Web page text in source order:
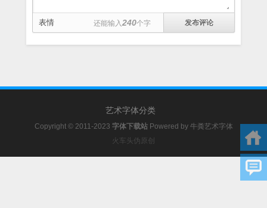
表情 还能输入240个字
艺术字体分类
Copyright © 2011-2023 字体下载站 Powered by 牛粪艺术字体
火车头伪原创